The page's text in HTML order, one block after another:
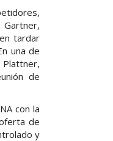
Gartner,
tardar
una de
de
con la
de
y